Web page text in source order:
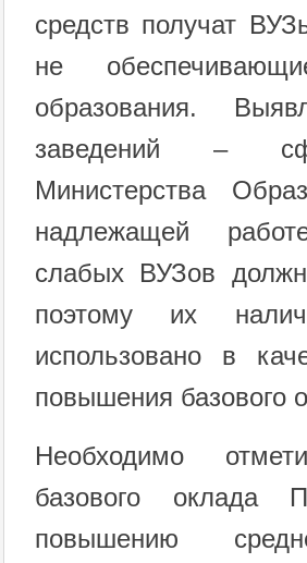
средств получат
не
образования.
заведений –
Министерства
надлежащей
слабых ВУЗов
поэтому их
использовано в
повышения базового
Необходимо
базового оклада
повышению